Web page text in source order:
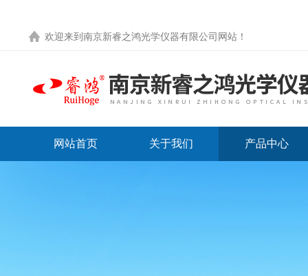
欢迎来到 南京新睿之鸿光学仪器有限公司网站 ！
网站首页 关于我们 产品中心